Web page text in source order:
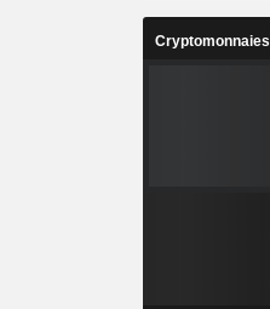
Cryptomonnaies